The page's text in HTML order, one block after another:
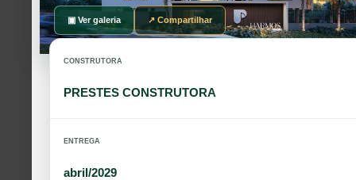
▣ Ver galeria ↗ Compartilhar
CONSTRUTORA
PRESTES CONSTRUTORA
ENTREGA
abril/2029